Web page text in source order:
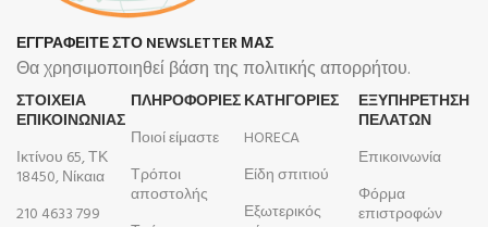
ΕΓΓΡΑΦΕΙΤΕ ΣΤΟ NEWSLETTER ΜΑΣ
Θα χρησιμοποιηθεί βάση της πολιτικής απορρήτου.
ΣΤΟΙΧΕΙΑ
ΕΠΙΚΟΙΝΩΝΙΑΣ
Ικτίνου 65, ΤΚ
18450, Νίκαια
210 4633 799
ΠΛΗΡΟΦΟΡΊΕΣ
Ποιοί είμαστε
Τρόποι
αποστολής
ΚΑΤΗΓΟΡΙΕΣ
HORECA
Είδη σπιτιού
Εξωτερικός
ΕΞΥΠΗΡΕΤΗΣΗ
ΠΕΛΑΤΩΝ
Επικοινωνία
Φόρμα
επιστροφών